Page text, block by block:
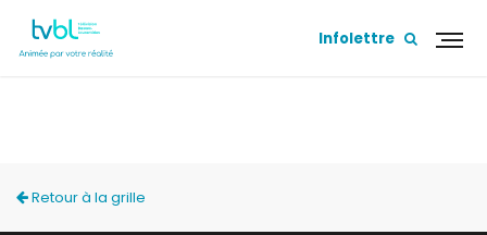
Infolettre
Retour à la grille